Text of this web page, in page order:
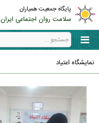
پایگاه جمعیت همیاران
سلامت روان اجتماعی ایران
نمایشگاه اعتیاد